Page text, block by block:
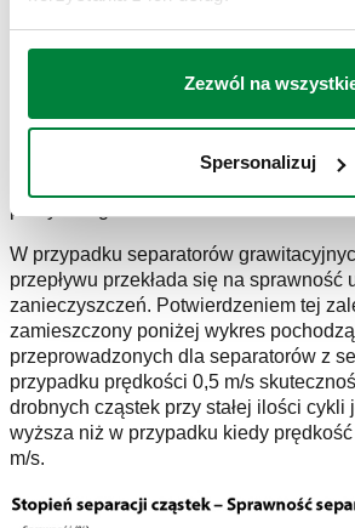
Zezwól na
Spersonalizuj
Separatory zanieczyszczeń naszej firmy
grawitacyjne, które wykorzystują w
opadania cząstek. Tego typu
wysoką sprawność w trakcie normalnej
prędkości wody są również stosowane
wymiarowania innych elementów
pracy całego układu.
W przypadku separatorów
przepływu przekłada się na sprawność
zanieczyszczeń. Potwierdzeniem tej
zamieszczony poniżej wykres
przeprowadzonych dla separatorów z
przypadku prędkości 0,5 m/s
drobnych cząstek przy stałej ilości cykli
wyższa niż w przypadku kiedy
m/s.